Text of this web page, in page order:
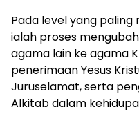
Pada level yang paling
ialah proses
agama lain ke agama
penerimaan Yesus
Juruselamat, serta
Alkitab dalam